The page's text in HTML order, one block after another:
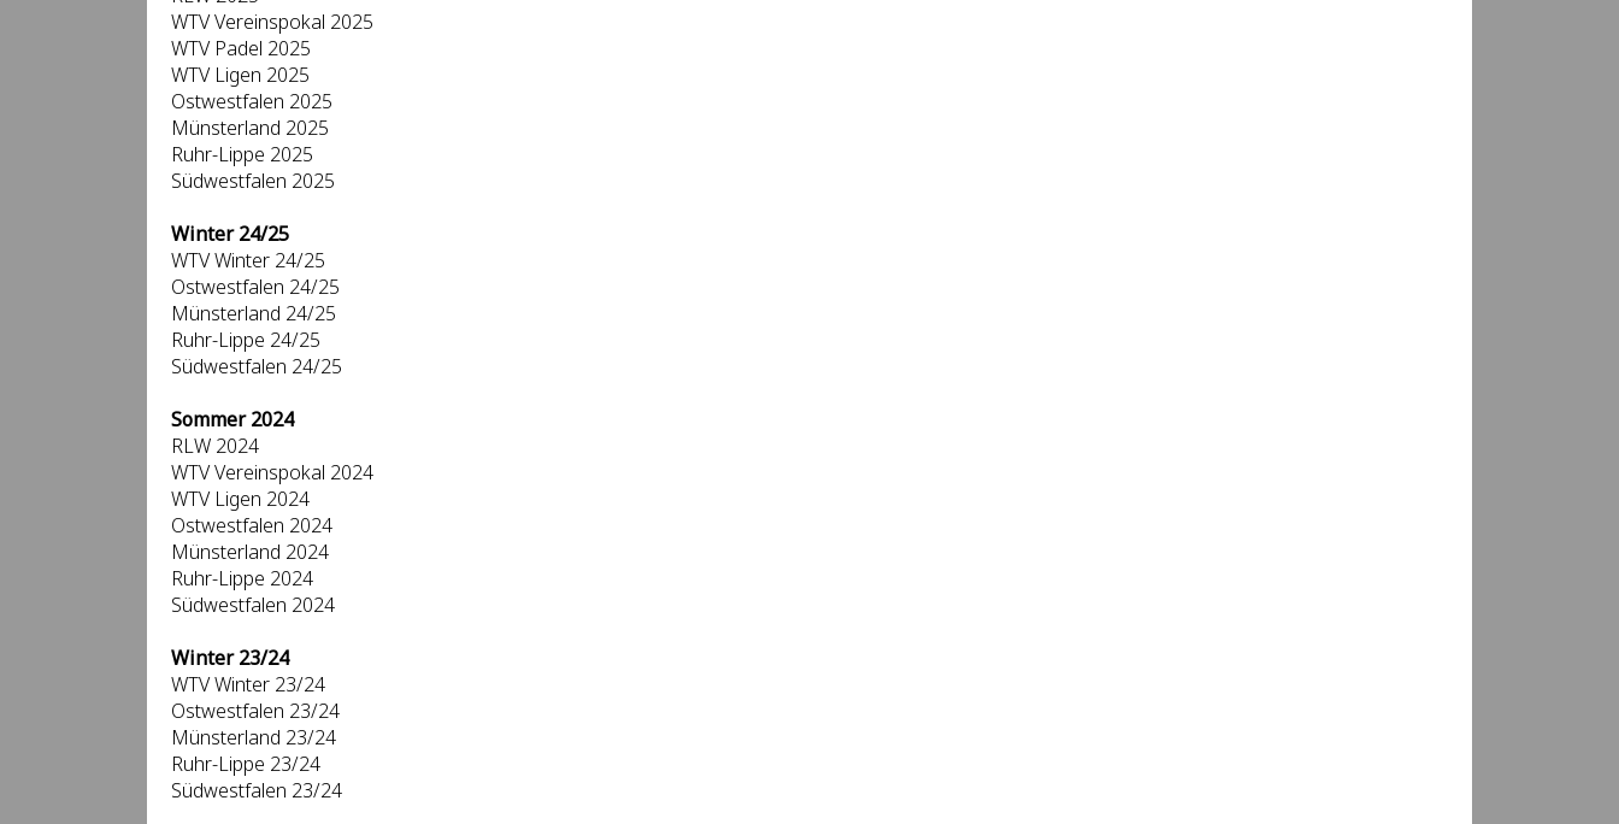
WTV Vereinspokal 2025
WTV Padel 2025
WTV Ligen 2025
Ostwestfalen 2025
Münsterland 2025
Ruhr-Lippe 2025
Südwestfalen 2025
Winter 24/25
WTV Winter 24/25
Ostwestfalen 24/25
Münsterland 24/25
Ruhr-Lippe 24/25
Südwestfalen 24/25
Sommer 2024
RLW 2024
WTV Vereinspokal 2024
WTV Ligen 2024
Ostwestfalen 2024
Münsterland 2024
Ruhr-Lippe 2024
Südwestfalen 2024
Winter 23/24
WTV Winter 23/24
Ostwestfalen 23/24
Münsterland 23/24
Ruhr-Lippe 23/24
Südwestfalen 23/24